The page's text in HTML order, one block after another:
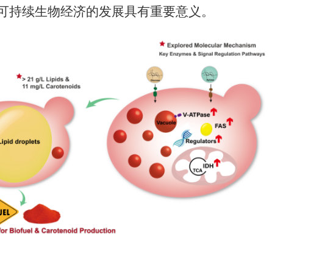
续生物经济的发展具有重要意义。